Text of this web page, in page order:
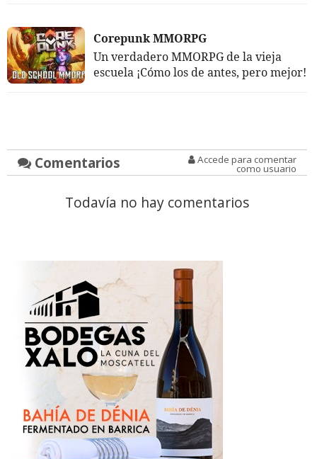
Corepunk MMORPG
Un verdadero MMORPG de la vieja
escuela ¡Cómo los de antes, pero mejor!
Comentarios Accede para comentar
como usuario
Todavía no hay comentarios